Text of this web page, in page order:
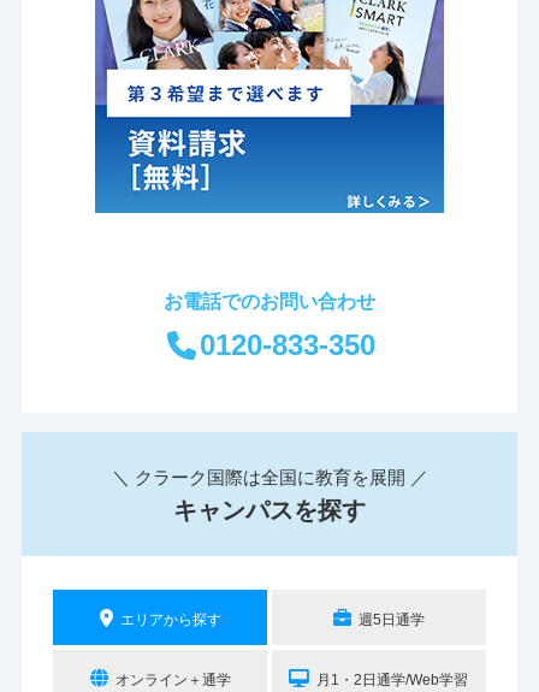
お電話でのお問い合わせ
0120-833-350
＼ クラーク国際は全国に教育を展開 ／
キャンパスを探す
エリアから探す 週5日通学
オンライン＋通学 月1・2日通学/Web学習